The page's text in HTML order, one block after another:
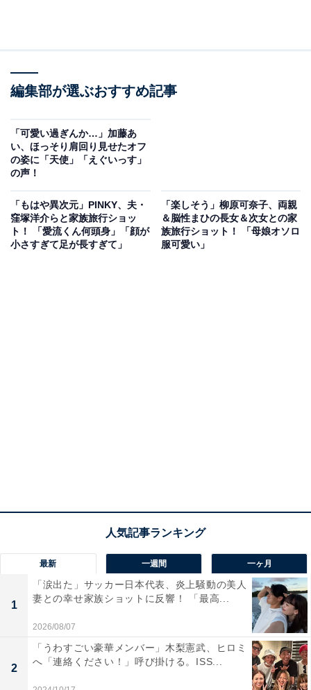
編集部が選ぶおすすめ記事
「可愛い過ぎんか…」加藤あ
い、ほっそり肩回り見せたオフ
の姿に「天使」「えぐいっす」
の声！
「もはや異次元」PINKY、夫・
窪塚洋介らと家族旅行ショッ
ト！ 「愛流くん何頭身」「顔が
小さすぎて足が長すぎて」
「楽しそう」柳原可奈子、両親
＆脳性まひの長女＆次女との家
族旅行ショット！ 「母娘オソロ
服可愛い」
最新 一週間 一ヶ月
1
「涙出た」サッカー日本代表、炎上騒動の美人
妻との幸せ家族ショットに反響！ 「最高...
2026/08/07
2
「うわすごい豪華メンバー」木梨憲武、ヒロミ
へ「連絡ください！」呼び掛ける。ISS...